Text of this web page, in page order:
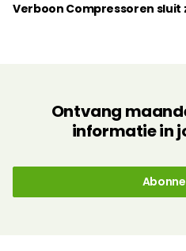
Verboon Compressoren sluit
Ontvang
informatie in